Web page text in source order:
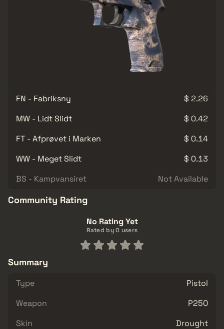
FN - Fabriksny
$ 2.26
MW - Lidt Slidt
$ 0.42
FT - Afprøvet i Marken
$ 0.14
WW - Meget Slidt
$ 0.13
BS - Kampvansiret
Not Available
Community Rating
No Rating Yet
Rated by 0 users
Summary
Type
Pistol
Weapon
P250
Skin
Drought